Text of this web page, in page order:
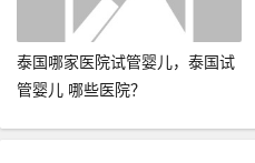
泰国哪家医院试管婴儿，泰国试
管婴儿 哪些医院？